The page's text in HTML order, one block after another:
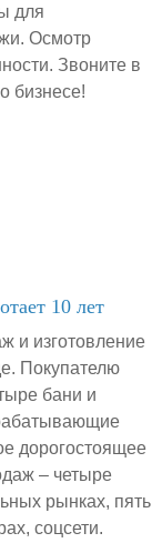
для
Осмотр
Звоните в
бизнесе!
10 лет
и изготовление
Покупателю
бани и
дорогостоящее
– четыре
рынках, пять
соцсети.